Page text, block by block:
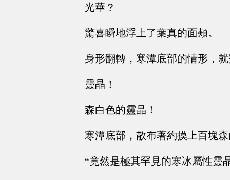
光華？
驚喜瞬地浮上了葉真的面頰。
身形翻轉，寒潭底部的情形，
靈晶！
森白色的靈晶！
寒潭底部，散布著約摸上百塊
“竟然是極其罕見的寒冰屬性靈